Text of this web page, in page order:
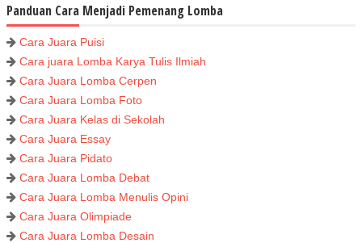
Panduan Cara Menjadi Pemenang Lomba
Cara Juara Puisi
Cara juara Lomba Karya Tulis Ilmiah
Cara Juara Lomba Cerpen
Cara Juara Lomba Foto
Cara Juara Kelas di Sekolah
Cara Juara Essay
Cara Juara Pidato
Cara Juara Lomba Debat
Cara Juara Lomba Menulis Opini
Cara Juara Olimpiade
Cara Juara Lomba Desain